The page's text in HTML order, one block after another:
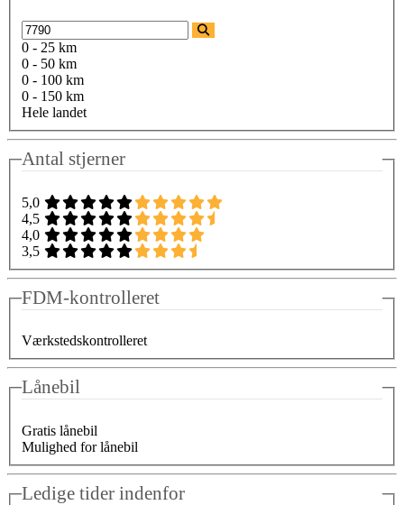
0 - 25 km
0 - 50 km
0 - 100 km
0 - 150 km
Hele landet
Antal stjerner
5,0
4,5
4,0
3,5
FDM-kontrolleret
Værkstedskontrolleret
Lånebil
Gratis lånebil
Mulighed for lånebil
Ledige tider indenfor